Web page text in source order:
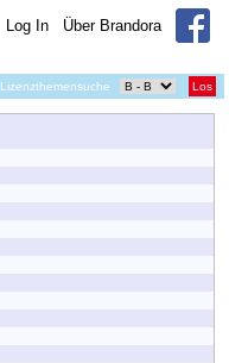
Log In Über Brandora
Lizenzthemensuche Los